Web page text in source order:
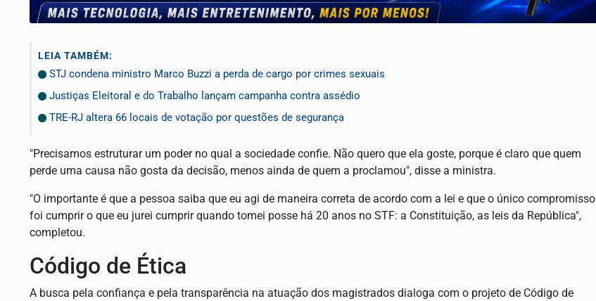
LEIA TAMBÉM:
STJ condena ministro Marco Buzzi a perda de cargo por crimes sexuais
Justiças Eleitoral e do Trabalho lançam campanha contra assédio
TRE-RJ altera 66 locais de votação por questões de segurança
"Precisamos estruturar um poder no qual a sociedade confie. Não quero que ela goste, porque é claro que quem
perde uma causa não gosta da decisão, menos ainda de quem a proclamou", disse a ministra.
"O importante é que a pessoa saiba que eu agi de maneira correta de acordo com a lei e que o único compromisso
foi cumprir o que eu jurei cumprir quando tomei posse há 20 anos no STF: a Constituição, as leis da República",
completou.
Código de Ética
A busca pela confiança e pela transparência na atuação dos magistrados dialoga com o projeto de Código de